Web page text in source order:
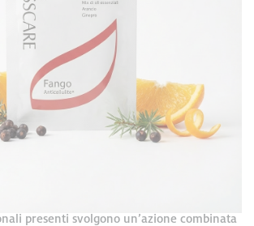
di tre algheFucus
Sphacelaria
, di semi diGuaranàe olio di
Lasciato in posa sulla pelle il mix di
la circolazione, grazie all'effetto
dei liquidifavorendo
presenti svolgono un’azione combinata